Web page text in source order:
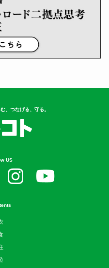
、つなげる、守る。
US